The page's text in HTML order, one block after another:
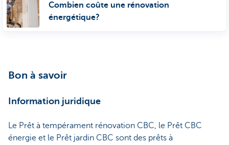
Combien coûte une rénovation
énergétique?
Bon à savoir
Information juridique
Le Prêt à tempérament rénovation CBC, le Prêt CBC
énergie et le Prêt jardin CBC sont des prêts à